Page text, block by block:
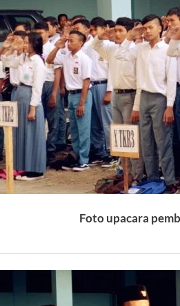
Foto upacara